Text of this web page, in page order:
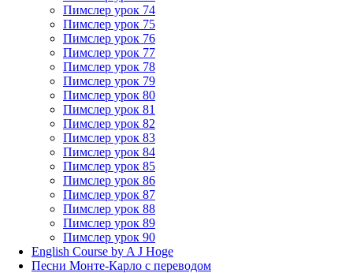
Пимслер урок 74
Пимслер урок 75
Пимслер урок 76
Пимслер урок 77
Пимслер урок 78
Пимслер урок 79
Пимслер урок 80
Пимслер урок 81
Пимслер урок 82
Пимслер урок 83
Пимслер урок 84
Пимслер урок 85
Пимслер урок 86
Пимслер урок 87
Пимслер урок 88
Пимслер урок 89
Пимслер урок 90
English Course by A J Hoge
Песни Монте-Карло с переводом